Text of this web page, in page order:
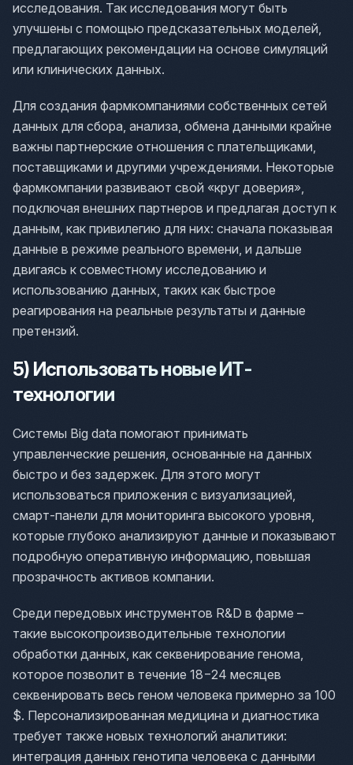
исследования. Так исследования могут быть
улучшены с помощью предсказательных моделей,
предлагающих рекомендации на основе симуляций
или клинических данных.
Для создания фармкомпаниями собственных сетей
данных для сбора, анализа, обмена данными крайне
важны партнерские отношения с плательщиками,
поставщиками и другими учреждениями. Некоторые
фармкомпании развивают свой «круг доверия»,
подключая внешних партнеров и предлагая доступ к
данным, как привилегию для них: сначала показывая
данные в режиме реального времени, и дальше
двигаясь к совместному исследованию и
использованию данных, таких как быстрое
реагирования на реальные результаты и данные
претензий.
5) Использовать новые ИТ-
технологии
Системы Big data помогают принимать
управленческие решения, основанные на данных
быстро и без задержек. Для этого могут
использоваться приложения с визуализацией,
смарт-панели для мониторинга высокого уровня,
которые глубоко анализируют данные и показывают
подробную оперативную информацию, повышая
прозрачность активов компании.
Среди передовых инструментов R&D в фарме –
такие высокопроизводительные технологии
обработки данных, как секвенирование генома,
которое позволит в течение 18−24 месяцев
секвенировать весь геном человека примерно за 100
$. Персонализированная медицина и диагностика
требует также новых технологий аналитики:
интеграция данных генотипа человека с данными